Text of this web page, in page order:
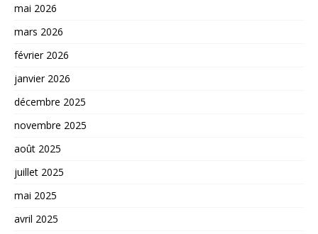
mai 2026
mars 2026
février 2026
janvier 2026
décembre 2025
novembre 2025
août 2025
juillet 2025
mai 2025
avril 2025